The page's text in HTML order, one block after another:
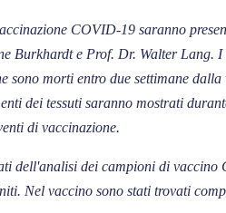
COVID-19 saranno
Burkhardt e Prof. Dr. Walter
sono morti entro due settimane
dei tessuti saranno mostrati
di vaccinazione.
dell'analisi dei campioni di
Nel vaccino sono stati trovati